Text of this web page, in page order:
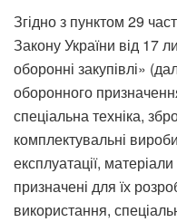
Згідно з пунктом 29
Закону України від 17
оборонні закупівлі»
оборонного
спеціальна техніка,
комплектувальні
експлуатації,
призначені для їх
використання,